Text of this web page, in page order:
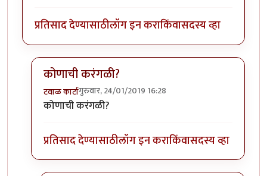
प्रतिसाद देण्यासाठीलॉग इन कराकिंवासदस्य व्हा
कोणाची करंगळी?
टवाळ कार्टागुरुवार, 24/01/2019 16:28
In reply toप्रतिसादकर्ते
कोणाची करंगळी?
प्रतिसाद देण्यासाठीलॉग इन कराकिंवासदस्य व्हा